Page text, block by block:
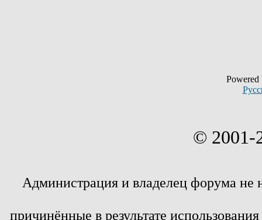
© 2001-
Администрация и владелец форума не
причинённые в результате